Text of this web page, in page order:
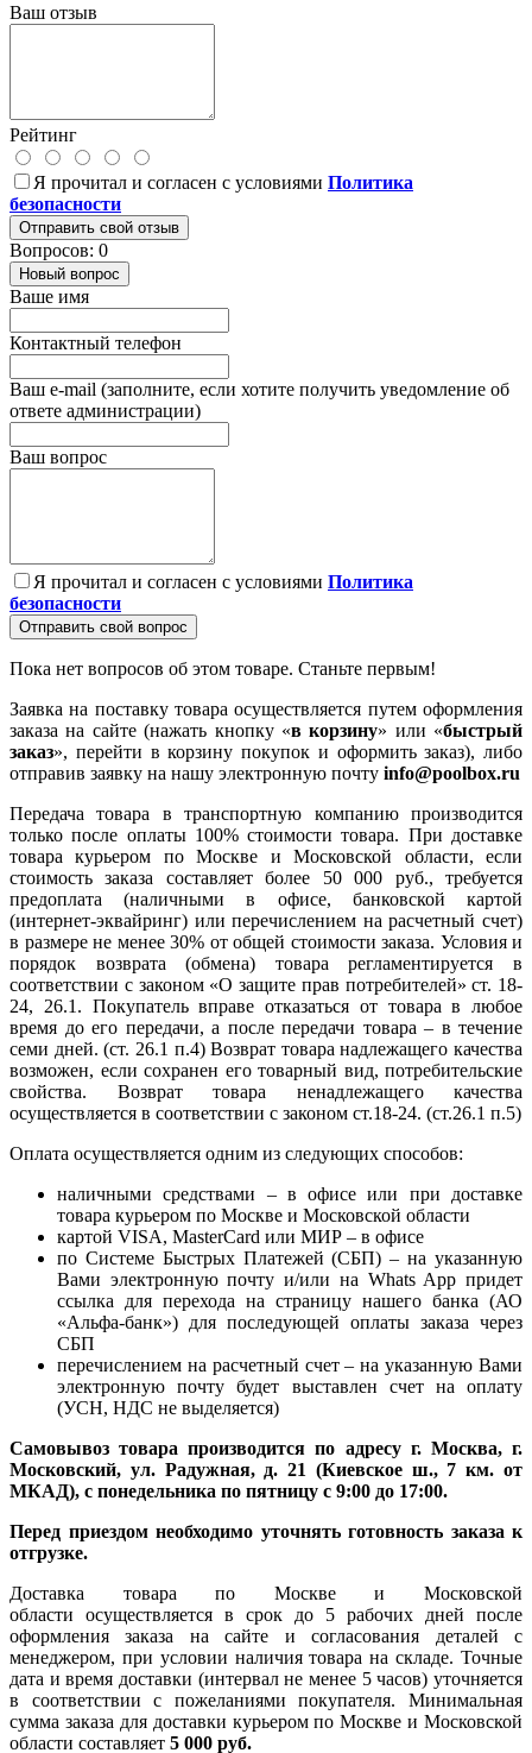
Ваш отзыв
Рейтинг
Я прочитал и согласен с условиями Политика
безопасности
Отправить свой отзыв
Вопросов: 0
Новый вопрос
Ваше имя
Контактный телефон
Ваш e-mail (заполните, если хотите получить уведомление об
ответе администрации)
Ваш вопрос
Я прочитал и согласен с условиями Политика
безопасности
Отправить свой вопрос
Пока нет вопросов об этом товаре. Станьте первым!
Заявка на поставку товара осуществляется путем оформления
заказа на сайте (нажать кнопку «в корзину» или «быстрый
заказ», перейти в корзину покупок и оформить заказ), либо
отправив заявку на нашу электронную почту info@poolbox.ru
Передача товара в транспортную компанию производится
только после оплаты 100% стоимости товара. При доставке
товара курьером по Москве и Московской области, если
стоимость заказа составляет более 50 000 руб., требуется
предоплата (наличными в офисе, банковской картой
(интернет-эквайринг) или перечислением на расчетный счет)
в размере не менее 30% от общей стоимости заказа. Условия и
порядок возврата (обмена) товара регламентируется в
соответствии с законом «О защите прав потребителей» ст. 18-
24, 26.1. Покупатель вправе отказаться от товара в любое
время до его передачи, а после передачи товара – в течение
семи дней. (ст. 26.1 п.4) Возврат товара надлежащего качества
возможен, если сохранен его товарный вид, потребительские
свойства. Возврат товара ненадлежащего качества
осуществляется в соответствии с законом ст.18-24. (ст.26.1 п.5)
Оплата осуществляется одним из следующих способов:
наличными средствами – в офисе или при доставке
товара курьером по Москве и Московской области
картой VISA, MasterCard или МИР – в офисе
по Системе Быстрых Платежей (СБП) – на указанную
Вами электронную почту и/или на Whats App придет
ссылка для перехода на страницу нашего банка (АО
«Альфа-банк») для последующей оплаты заказа через
СБП
перечислением на расчетный счет – на указанную Вами
электронную почту будет выставлен счет на оплату
(УСН, НДС не выделяется)
Самовывоз товара производится по адресу г. Москва, г.
Московский, ул. Радужная, д. 21 (Киевское ш., 7 км. от
МКАД), с понедельника по пятницу с 9:00 до 17:00.
Перед приездом необходимо уточнять готовность заказа к
отгрузке.
Доставка товара по Москве и Московской
области осуществляется в срок до 5 рабочих дней после
оформления заказа на сайте и согласования деталей с
менеджером, при условии наличия товара на складе. Точные
дата и время доставки (интервал не менее 5 часов) уточняется
в соответствии с пожеланиями покупателя. Минимальная
сумма заказа для доставки курьером по Москве и Московской
области составляет 5 000 руб.